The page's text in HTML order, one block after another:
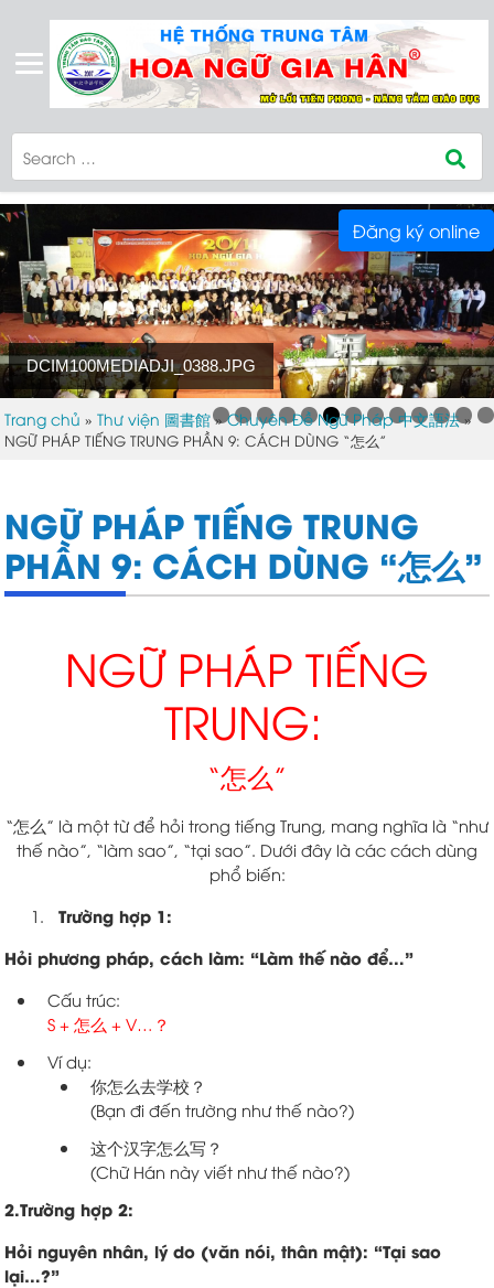
DCIM100MEDIADJI_0388.JPG
Trang chủ »Thư viện 圖書館»Chuyên Đề Ngữ Pháp 中文語法»
NGỮ PHÁP TIẾNG TRUNG PHẦN 9: CÁCH DÙNG “怎么”
NGỮ PHÁP TIẾNG TRUNG
PHẦN 9: CÁCH DÙNG “怎么”
NGỮ PHÁP TIẾNG
TRUNG:
“怎么”
“怎么” là một từ để hỏi trong tiếng Trung, mang nghĩa là “như
thế nào”, “làm sao”, “tại sao”. Dưới đây là các cách dùng
phổ biến:
Trường hợp 1:
Hỏi phương pháp, cách làm: “Làm thế nào để…”
Cấu trúc:
S + 怎么 + V…？
Ví dụ:
你怎么去学校？
(Bạn đi đến trường như thế nào?)
这个汉字怎么写？
(Chữ Hán này viết như thế nào?)
2.Trường hợp 2:
Hỏi nguyên nhân, lý do (văn nói, thân mật): “Tại sao
lại…?”
Đăng ký online